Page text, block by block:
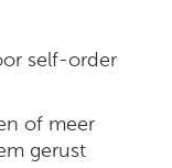
self-order
of meer
gerust